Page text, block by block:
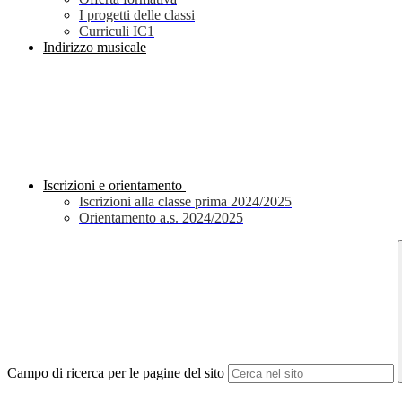
I progetti delle classi
Curriculi IC1
Indirizzo musicale
Iscrizioni e orientamento
Iscrizioni alla classe prima 2024/2025
Orientamento a.s. 2024/2025
Campo di ricerca per le pagine del sito